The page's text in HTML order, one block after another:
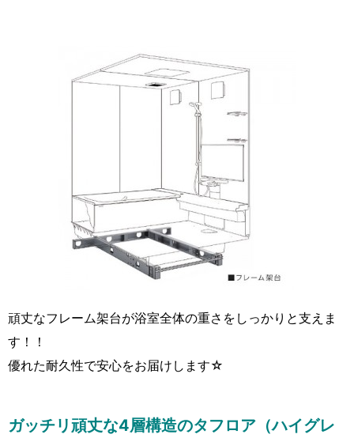
頑丈なフレーム架台が浴室全体の重さをしっかりと支えま
す！！
優れた耐久性で安心をお届けします☆
ガッチリ頑丈な4層構造のタフロア（ハイグレ